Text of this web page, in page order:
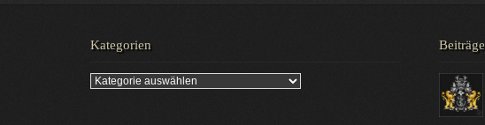
Kategorien
Kategorien
Beiträge